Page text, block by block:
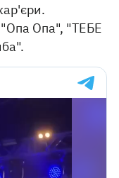
"Опа Опа", "ТЕБЕ